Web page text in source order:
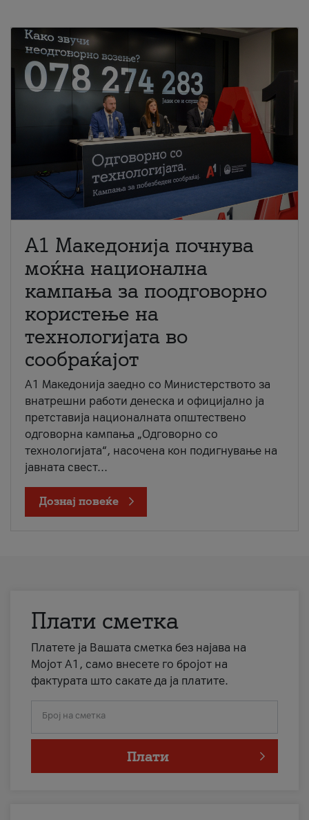
A1 Македонија почнува
моќна национална
кампања за поодговорно
користење на
технологијата во
сообраќајот
A1 Македонија заедно со Министерството за
внатрешни работи денеска и официјално ја
претставија националната општествено
одговорна кампања „Одговорно со
технологијата“, насочена кон подигнување на
јавната свест...
Дознај повеќе
Плати сметка
Платете ја Вашата сметка без најава на
Мојот А1, само внесете го бројот на
фактурата што сакате да ја платите.
Број на сметка
Плати